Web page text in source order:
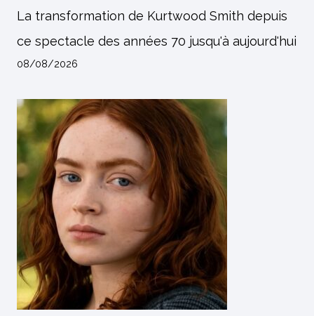
La transformation de Kurtwood Smith depuis
ce spectacle des années 70 jusqu'à aujourd'hui
08/08/2026